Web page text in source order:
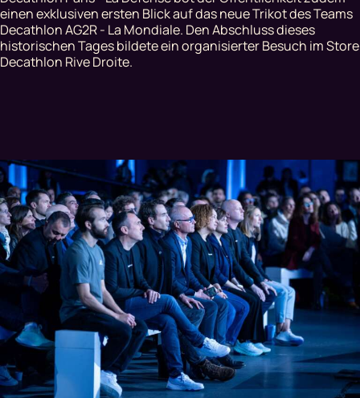
einen exklusiven ersten Blick auf das neue Trikot des Teams
Decathlon AG2R - La Mondiale. Den Abschluss dieses
historischen Tages bildete ein organisierter Besuch im Store
Decathlon Rive Droite.